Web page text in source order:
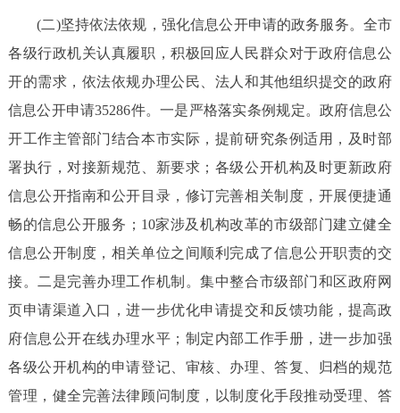
(二)坚持依法依规，强化信息公开申请的政务服务。全市
各级行政机关认真履职，积极回应人民群众对于政府信息公
开的需求，依法依规办理公民、法人和其他组织提交的政府
信息公开申请35286件。一是严格落实条例规定。政府信息公
开工作主管部门结合本市实际，提前研究条例适用，及时部
署执行，对接新规范、新要求；各级公开机构及时更新政府
信息公开指南和公开目录，修订完善相关制度，开展便捷通
畅的信息公开服务；10家涉及机构改革的市级部门建立健全
信息公开制度，相关单位之间顺利完成了信息公开职责的交
接。二是完善办理工作机制。集中整合市级部门和区政府网
页申请渠道入口，进一步优化申请提交和反馈功能，提高政
府信息公开在线办理水平；制定内部工作手册，进一步加强
各级公开机构的申请登记、审核、办理、答复、归档的规范
管理，健全完善法律顾问制度，以制度化手段推动受理、答